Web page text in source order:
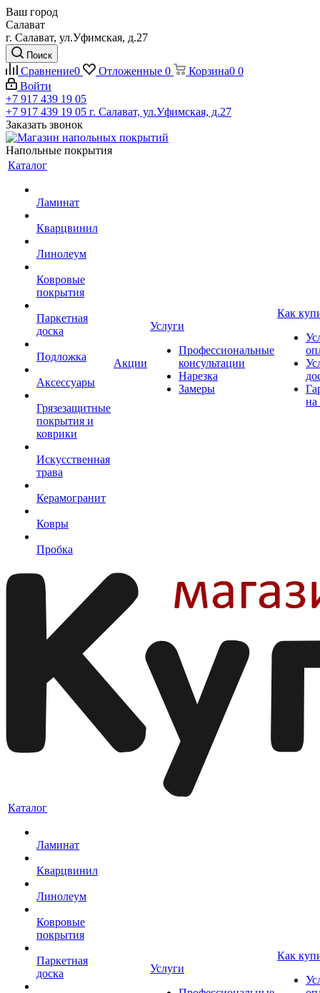
Ваш город
Салават
г. Салават, ул.Уфимская, д.27
Поиск
Сравнение0 Отложенные 0 Корзина0 0
Войти
+7 917 439 19 05
+7 917 439 19 05 г. Салават, ул.Уфимская, д.27
Заказать звонок
Напольные покрытия
Каталог
Ламинат
Кварцвинил
Линолеум
Ковровые
покрытия
Паркетная
доска
Подложка
Аксессуары
Грязезащитные
покрытия и
коврики
Искусственная
трава
Керамогранит
Ковры
Пробка
Акции
Услуги
Профессиональные
консультации
Нарезка
Замеры
Как
на
Каталог
Ламинат
Кварцвинил
Линолеум
Ковровые
покрытия
Паркетная
доска
Услуги
Как